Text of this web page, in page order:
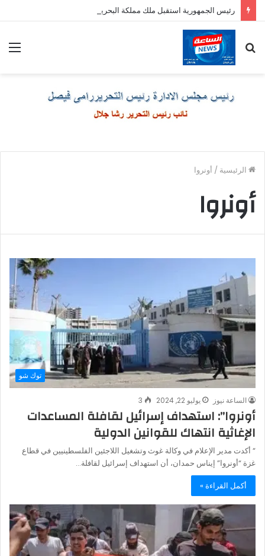
رئيس الجمهورية استقبل ملك مملكة البحرين الشقيقة
عن
الرئيسية / أونروا
أونروا
توك شو
الساعة نيوز يوليو 22, 2024 3
أونروا”: استهداف إسرائيل لقافلة المساعدات
الإغاثية انتهاك للقوانين الدولية
“ أكدت مدير الإعلام في وكالة غوث وتشغيل اللاجئين الفلسطينيين في قطاع
غزة “أونروا” إيناس حمدان، أن استهداف إسرائيل لقافلة…
أكمل القراءة »